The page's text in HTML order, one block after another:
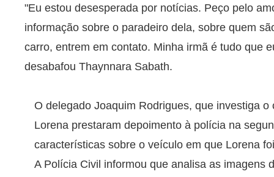
"Eu estou desesperada por notícias. Peço pelo
informação sobre o paradeiro dela, sobre quem
carro, entrem em contato. Minha irmã é tudo que
desabafou Thaynnara Sabath.
O delegado Joaquim Rodrigues, que investiga
Lorena prestaram depoimento à polícia na
características sobre o veículo em que Lorena
A Polícia Civil informou que analisa as imagens